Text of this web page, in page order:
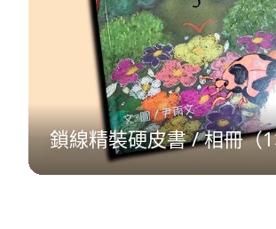
鎖線精裝硬皮書 / 相冊（